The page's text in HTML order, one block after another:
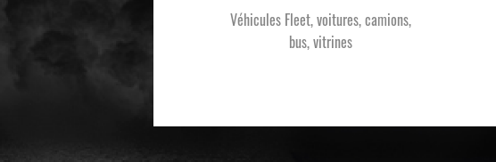
Véhicules Fleet, voitures, camions,
bus, vitrines